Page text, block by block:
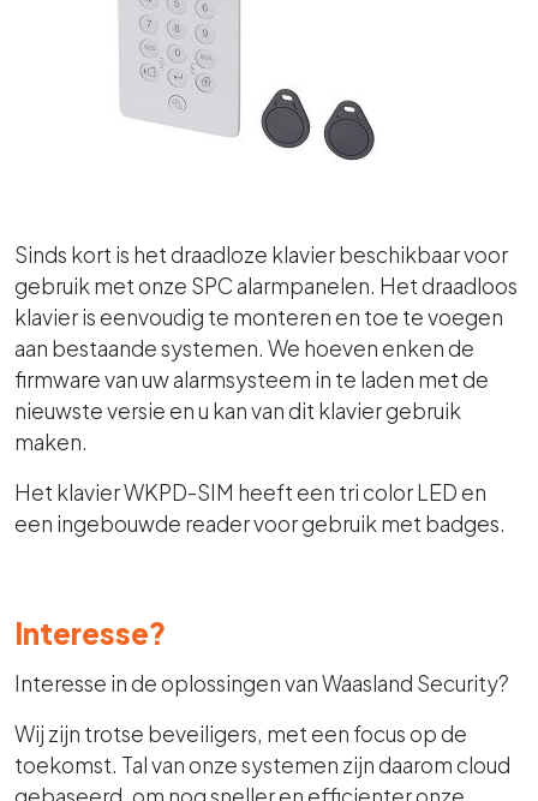
Sinds kort is het draadloze klavier beschikbaar voor
gebruik met onze SPC alarmpanelen. Het draadloos
klavier is eenvoudig te monteren en toe te voegen
aan bestaande systemen. We hoeven enken de
firmware van uw alarmsysteem in te laden met de
nieuwste versie en u kan van dit klavier gebruik
maken.
Het klavier WKPD-SIM heeft een tri color LED en
een ingebouwde reader voor gebruik met badges.
Interesse?
Interesse in de oplossingen van Waasland Security?
Wij zijn trotse beveiligers, met een focus op de
toekomst. Tal van onze systemen zijn daarom cloud